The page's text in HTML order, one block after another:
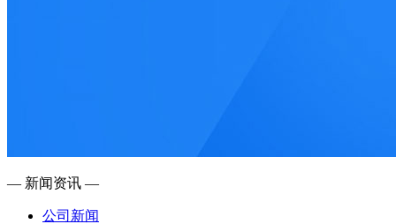
— 新闻资讯 —
公司新闻